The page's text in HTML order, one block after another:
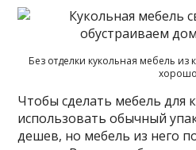
Без отделки кукольная мебель из
хорошо
Чтобы сделать мебель для
использовать обычный
дешев, но мебель из него